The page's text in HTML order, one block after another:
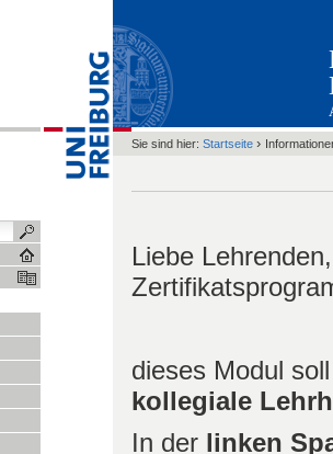
Sie sind hier: Startseite ›
Liebe
dieses Modul
kollegiale
In der linken